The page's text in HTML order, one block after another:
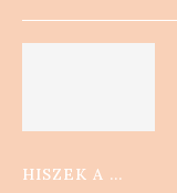
HISZEK A …